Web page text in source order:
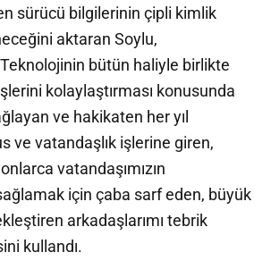
sürücü bilgilerinin çipli kimlik
aktaran Soylu,
bütün haliyle birlikte
kolaylaştırması konusunda
ve hakikaten her yıl
ve vatandaşlık işlerine giren,
vatandaşımızın
için çaba sarf eden, büyük
arkadaşlarımı tebrik
kullandı.